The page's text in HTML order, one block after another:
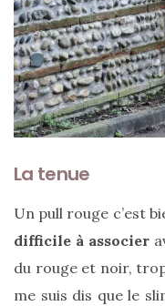
Ma
sélection
de
sacs
légers
La tenue
Un pull rouge c’est
difficile à associer
du rouge et noir,
me suis dis que le